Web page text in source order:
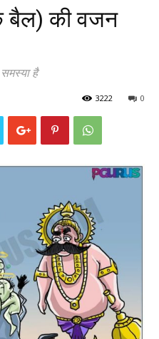
बैल) की वजन
है
0
3222